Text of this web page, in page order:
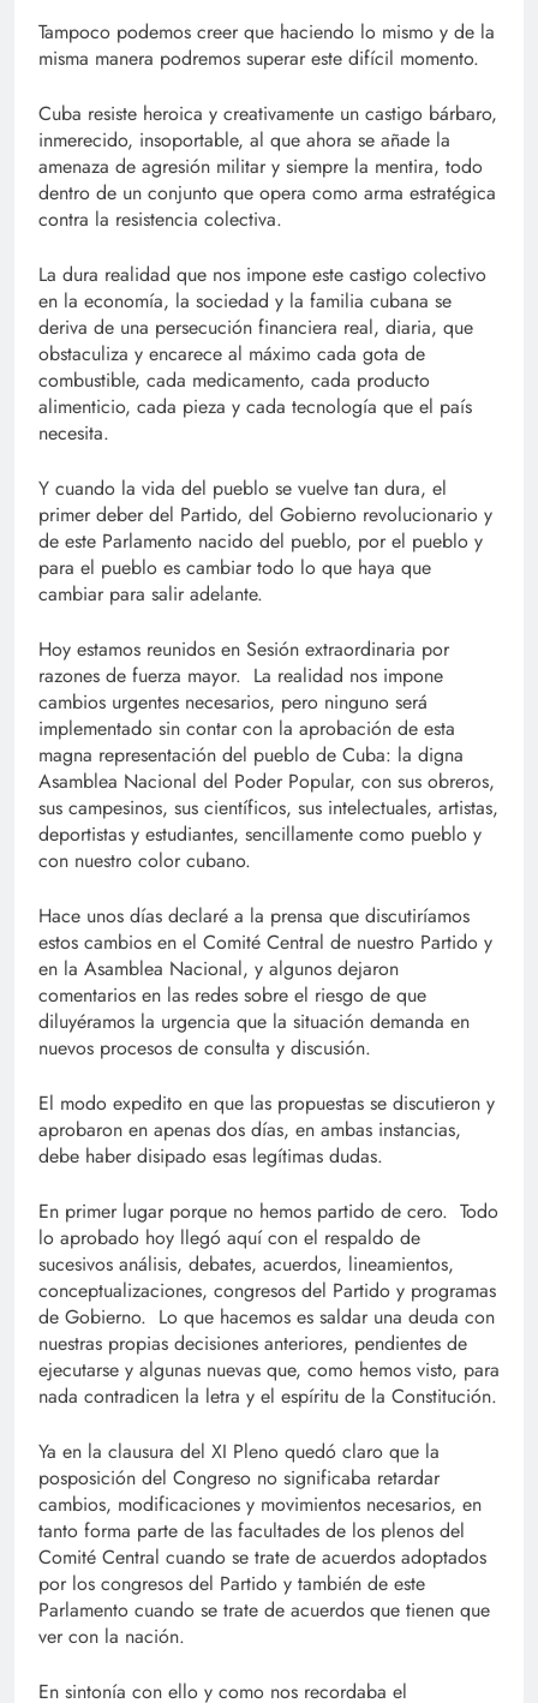
Tampoco podemos creer que haciendo lo mismo y de la
misma manera podremos superar este difícil momento.
Cuba resiste heroica y creativamente un castigo bárbaro,
inmerecido, insoportable, al que ahora se añade la
amenaza de agresión militar y siempre la mentira, todo
dentro de un conjunto que opera como arma estratégica
contra la resistencia colectiva.
La dura realidad que nos impone este castigo colectivo
en la economía, la sociedad y la familia cubana se
deriva de una persecución financiera real, diaria, que
obstaculiza y encarece al máximo cada gota de
combustible, cada medicamento, cada producto
alimenticio, cada pieza y cada tecnología que el país
necesita.
Y cuando la vida del pueblo se vuelve tan dura, el
primer deber del Partido, del Gobierno revolucionario y
de este Parlamento nacido del pueblo, por el pueblo y
para el pueblo es cambiar todo lo que haya que
cambiar para salir adelante.
Hoy estamos reunidos en Sesión extraordinaria por
razones de fuerza mayor. La realidad nos impone
cambios urgentes necesarios, pero ninguno será
implementado sin contar con la aprobación de esta
magna representación del pueblo de Cuba: la digna
Asamblea Nacional del Poder Popular, con sus obreros,
sus campesinos, sus científicos, sus intelectuales, artistas,
deportistas y estudiantes, sencillamente como pueblo y
con nuestro color cubano.
Hace unos días declaré a la prensa que discutiríamos
estos cambios en el Comité Central de nuestro Partido y
en la Asamblea Nacional, y algunos dejaron
comentarios en las redes sobre el riesgo de que
diluyéramos la urgencia que la situación demanda en
nuevos procesos de consulta y discusión.
El modo expedito en que las propuestas se discutieron y
aprobaron en apenas dos días, en ambas instancias,
debe haber disipado esas legítimas dudas.
En primer lugar porque no hemos partido de cero. Todo
lo aprobado hoy llegó aquí con el respaldo de
sucesivos análisis, debates, acuerdos, lineamientos,
conceptualizaciones, congresos del Partido y programas
de Gobierno. Lo que hacemos es saldar una deuda con
nuestras propias decisiones anteriores, pendientes de
ejecutarse y algunas nuevas que, como hemos visto, para
nada contradicen la letra y el espíritu de la Constitución.
Ya en la clausura del XI Pleno quedó claro que la
posposición del Congreso no significaba retardar
cambios, modificaciones y movimientos necesarios, en
tanto forma parte de las facultades de los plenos del
Comité Central cuando se trate de acuerdos adoptados
por los congresos del Partido y también de este
Parlamento cuando se trate de acuerdos que tienen que
ver con la nación.
En sintonía con ello y como nos recordaba el